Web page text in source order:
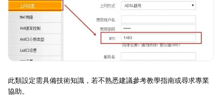
此類設定需具備技術知識，若不熟悉建議參考教學指南或尋求專業
協助。